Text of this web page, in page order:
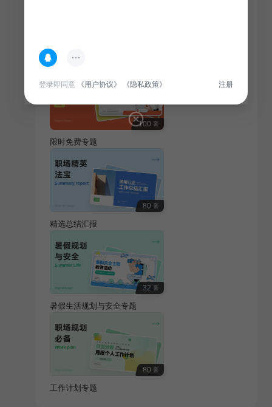
热门专题
100 套
限时免费专题
80 套
精选总结汇报
32 套
暑假生活规划与安全专题
80 套
工作计划专题
登录即同意 《用户协议》 《隐私政策》 注册